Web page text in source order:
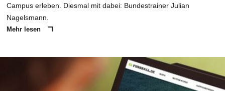
Campus erleben. Diesmal mit dabei: Bundestrainer Julian
Nagelsmann.
Mehr lesen